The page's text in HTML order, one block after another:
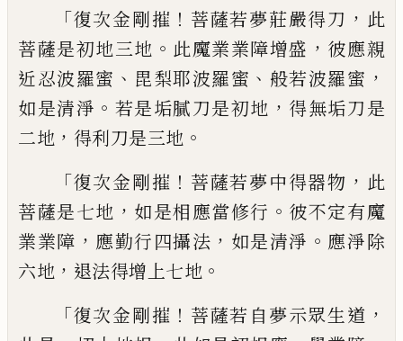
「復次金剛摧 ！ 菩薩若夢莊嚴得刀 ， 此
菩薩是初地三地 。 此魔業業障增盛 ， 彼應親
近忍波羅蜜 、 毘梨耶波羅蜜 、 般若波羅蜜 ，
如是清淨 。 若是垢膩刀是初地 ， 得無垢刀是
二地 ， 得利刀是三地 。
「復次金剛摧 ！ 菩薩若夢中得器物 ， 此
菩薩是七地 ， 如是相應當修行 。 彼不定有魔
業業障 ， 應勤行四攝法 ， 如是清淨 。 應淨除
六地 ， 退法得增上七地 。
「復次金剛摧 ！ 菩薩若自夢示眾生道 ，